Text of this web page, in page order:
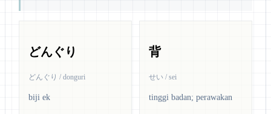
どんぐり
どんぐり / donguri
biji ek
背
せい / sei
tinggi badan; perawakan